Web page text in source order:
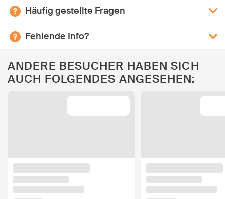
Häufig gestellte Fragen
Fehlende Info?
ANDERE BESUCHER HABEN SICH
AUCH FOLGENDES ANGESEHEN: